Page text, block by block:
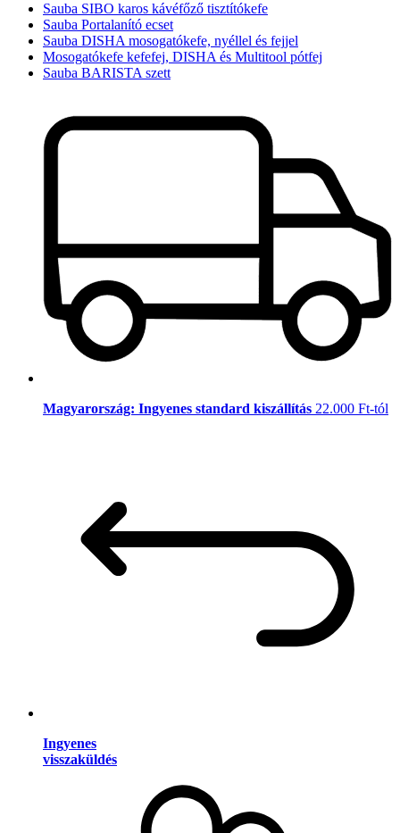
Sauba SIBO karos kávéfőző tisztítókefe
Sauba Portalanító ecset
Sauba DISHA mosogatókefe, nyéllel és fejjel
Mosogatókefe kefefej, DISHA és Multitool pótfej
Sauba BARISTA szett
Magyarország: Ingyenes standard kiszállítás 22.000 Ft-tól
Ingyenes
visszaküldés